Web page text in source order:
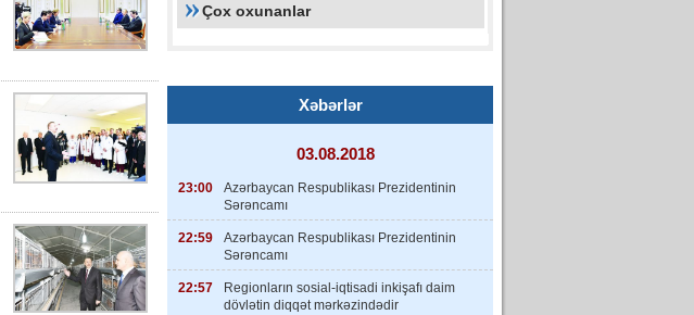
Çox oxunanlar
Xəbərlər
03.08.2018
23:00
Azərbaycan Respublikası Prezidentinin
Sərəncamı
22:59
Azərbaycan Respublikası Prezidentinin
Sərəncamı
22:57
Regionların sosial-iqtisadi inkişafı daim
dövlətin diqqət mərkəzindədir